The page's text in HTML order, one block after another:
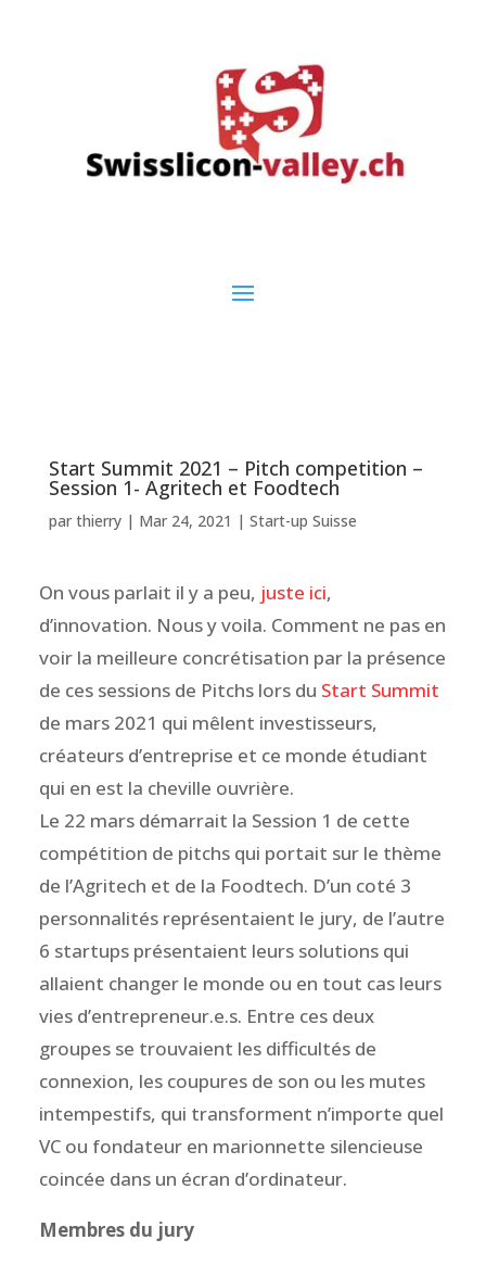
Start Summit 2021 – Pitch competition –
Session 1- Agritech et Foodtech
par thierry| Mar 24, 2021 | Start-up Suisse
On vous parlait il y a peu, juste ici,
d’innovation. Nous y voila. Comment ne pas en
voir la meilleure concrétisation par la présence
de ces sessions de Pitchs lors du Start Summit
de mars 2021 qui mêlent investisseurs,
créateurs d’entreprise et ce monde étudiant
qui en est la cheville ouvrière.
Le 22 mars démarrait la Session 1 de cette
compétition de pitchs qui portait sur le thème
de l’Agritech et de la Foodtech. D’un coté 3
personnalités représentaient le jury, de l’autre
6 startups présentaient leurs solutions qui
allaient changer le monde ou en tout cas leurs
vies d’entrepreneur.e.s. Entre ces deux
groupes se trouvaient les difficultés de
connexion, les coupures de son ou les mutes
intempestifs, qui transforment n’importe quel
VC ou fondateur en marionnette silencieuse
coincée dans un écran d’ordinateur.
Membres du jury